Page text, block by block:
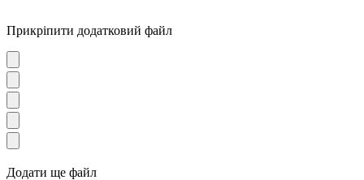
Прикріпити додатковий файл
Додати ще файл